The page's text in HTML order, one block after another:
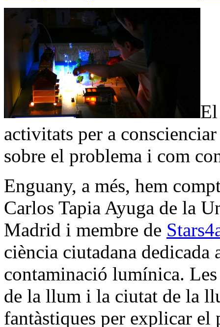
activitats per a
sobre el problema i com
Enguany, a més, hem
Carlos Tapia Ayuga de la
Madrid i membre de
ciència ciutadana
contaminació lumínica.
de la llum i la ciutat de la
fantàstiques per explicar el